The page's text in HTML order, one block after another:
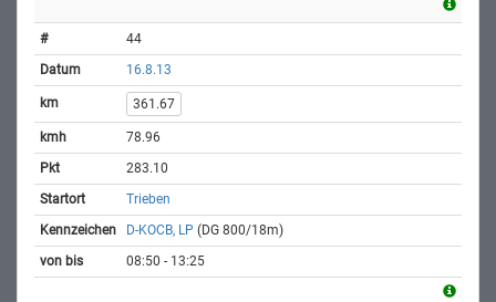
44
16.8.13
361.67
78.96
283.10
Trieben
D-KOCB, LP (DG 800/18m)
08:50 - 13:25